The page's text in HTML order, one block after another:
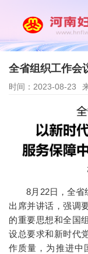
全省组织工作会
时间：2023-08-23
8月22日，全省组
出席并讲话，强调
的重要思想和全国
设总要求和新时代
作质量，为推进中